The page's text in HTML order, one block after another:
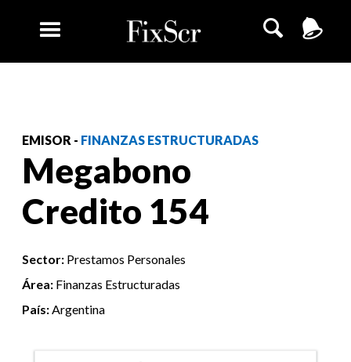
EMISOR - FINANZAS ESTRUCTURADAS
Megabono
Credito 154
Sector: Prestamos Personales
Área: Finanzas Estructuradas
País:Argentina